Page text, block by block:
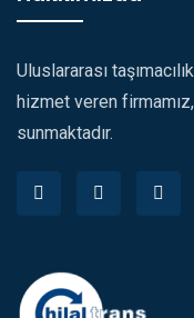
Uluslararası
hizmet veren
sunmaktadır.